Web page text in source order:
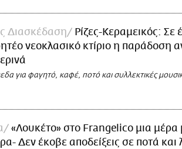
Διασκέδαση
Ρίζες-Κεραμεικός: Σε
νεοκλασικό κτίριο η παράδοση
για φαγητό, καφέ, ποτό και συλλεκτικές
«Λουκέτο» στο Frangelico μια μέρα
Δεν έκοβε αποδείξεις σε ποτά και